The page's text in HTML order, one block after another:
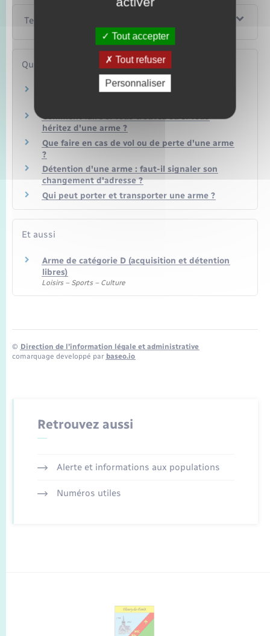
Textes de référence
Questions ? Réponses !
Armes : à quoi correspondent les différentes
Comment faire si vous trouvez ou si vous
héritez d'une arme ?
Que faire en cas de vol ou de perte d'une arme
?
Détention d'une arme : faut-il signaler son
changement d'adresse ?
Qui peut porter et transporter une arme ?
Et aussi
Arme de catégorie D (acquisition et détention
libres)
Loisirs – Sports – Culture
© Direction de l’information légale et administrative
comarquage developpé par baseo.io
Retrouvez aussi
Alerte et informations aux populations
Numéros utiles
Tout accepter
Tout refuser
Personnaliser